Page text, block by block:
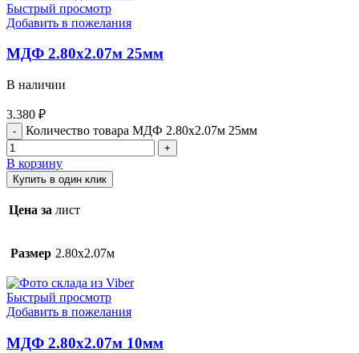
Быстрый просмотр
Добавить в пожелания
МДФ 2.80х2.07м 25мм
В наличии
3.380 ₽
Количество товара МДФ 2.80х2.07м 25мм
В корзину
Купить в один клик
Цена за лист
Размер 2.80х2.07м
Быстрый просмотр
Добавить в пожелания
МДФ 2.80х2.07м 10мм